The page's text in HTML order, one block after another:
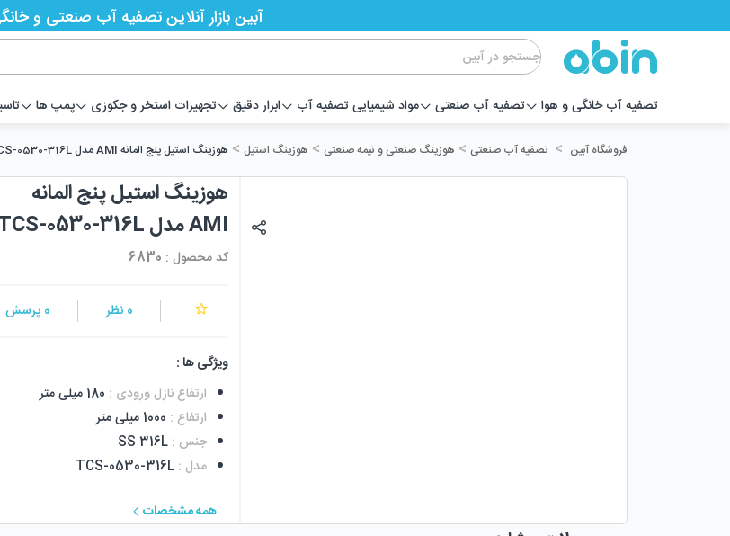
تصفیه آب خانگی و هوا تصفیه آب صنعتی مواد شیمیایی تصفیه آب ابزار دقیق تجهیزات استخر و جکوزی پمپ ها
آبین بازار آنلاین تصفیه آب صنعتی و
فروشگاه آبین > تصفیه آب صنعتی > هوزینگ صنعتی و نیمه صنعتی > هوزینگ استیل > هوزینگ استیل پنج المانه AMI مدل TCS-0530-316L
هوزینگ استیل پنج المانه
AMI مدل TCS-0530-316L
کد محصول : 6830
0 نظر 0 پرسش
ویژگی ها :
ارتفاع نازل ورودی : 180 میلی متر
ارتفاع : 1000 میلی متر
جنس :
SS 316L
مدل :
TCS-0530-316L
همه مشخصات